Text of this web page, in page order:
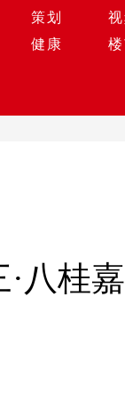
策划
健康
·八桂